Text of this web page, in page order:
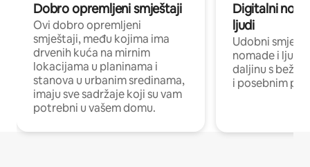
Dobro opremljeni smještaji
Ovi dobro opremljeni
smještaji, među kojima ima
drvenih kuća na mirnim
lokacijama u planinama i
stanova u urbanim sredinama,
imaju sve sadržaje koji su vam
potrebni u vašem domu.
Digitalni
ljudi
Udobni
nomade i ljude
daljinu s
i posebnim